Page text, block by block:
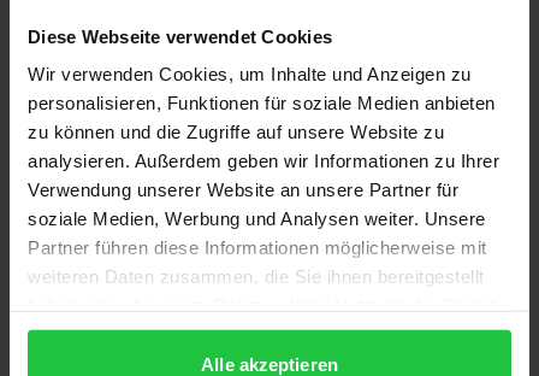
Diese Webseite verwendet Cookies
Wir verwenden Cookies, um Inhalte und Anzeigen zu
personalisieren, Funktionen für soziale Medien anbieten
zu können und die Zugriffe auf unsere Website zu
analysieren. Außerdem geben wir Informationen zu Ihrer
Verwendung unserer Website an unsere Partner für
soziale Medien, Werbung und Analysen weiter. Unsere
Partner führen diese Informationen möglicherweise mit
weiteren Daten zusammen, die Sie ihnen bereitgestellt
gesammelt haben.
Alle akzeptieren
Gesundheitswesens« geben eine wertvolle Hilfe bei
der Orientierung im Zahlengeflecht unseres
Gesundheitswesens. In zehn Kapiteln bietet auch
diese Ausgabe wieder ein reichhaltiges
Datenangebot zu den Bereichen Aufbau und
Entwicklung der Bevölkerung, Krankheitsursachen
und Krankenstand, gesundheitlich relevante
Verhaltensweisen und Risiken, Todesursachen,
Arzneimittelmarkt, Berufe des Gesundheitswesens,